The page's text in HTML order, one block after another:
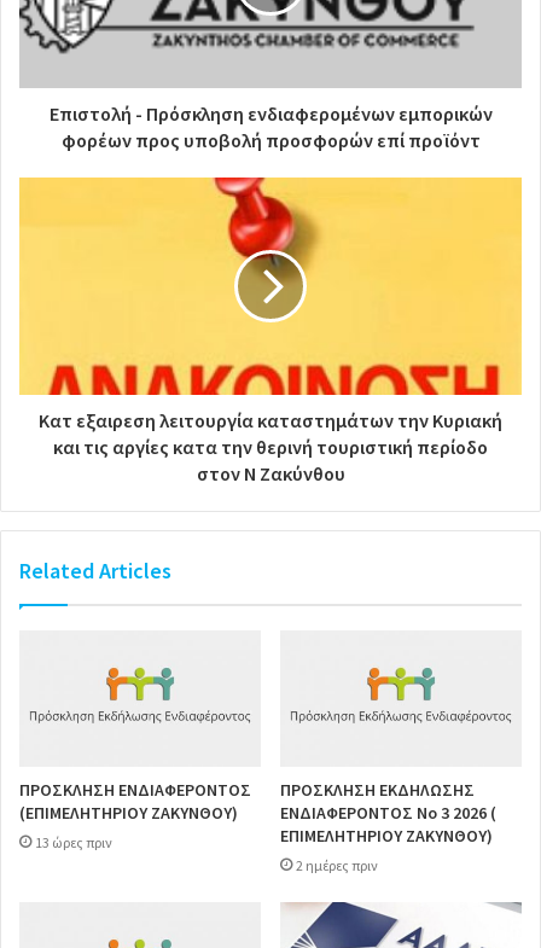
Επιστολή - Πρόσκληση ενδιαφερομένων εμπορικών
φορέων προς υποβολή προσφορών επί προϊόντ
Κατ εξαιρεση λειτουργία καταστημάτων την Κυριακή
και τις αργίες κατα την θερινή τουριστική περίοδο
στον Ν Ζακύνθου
Related Articles
ΠΡΟΣΚΛΗΣΗ ΕΝΔΙΑΦΕΡΟΝΤΟΣ
(ΕΠΙΜΕΛΗΤΗΡΙΟΥ ΖΑΚΥΝΘΟΥ)
13 ώρες πριν
ΠΡΟΣΚΛΗΣΗ ΕΚΔΗΛΩΣΗΣ
ΕΝΔΙΑΦΕΡΟΝΤΟΣ Νο 3 2026 (
ΕΠΙΜΕΛΗΤΗΡΙΟΥ ΖΑΚΥΝΘΟΥ)
2 ημέρες πριν